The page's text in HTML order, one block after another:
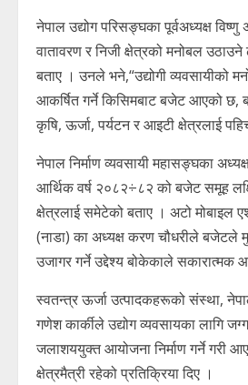
नेपाल उद्योग परिसङ्घका पूर्वअध्यक्ष
वातावरण र निजी क्षेत्रको मनोबल
बताए । उनले भने,“उद्योगी व्यवसायीको
आकर्षित गर्ने किसिमबाट बजेट आएको छ,
कृषि, ऊर्जा, पर्यटन र आइटी क्षेत्रलाई
नेपाल निर्माण व्यवसायी महासङ्घका
आर्थिक वर्ष २०८२÷८२ को बजेट समूह
क्षेत्रलाई समेटेको बताए । अटो मोबाइल
(नाडा) का अध्यक्ष करण चौधरीले बजेटले
उजागर गर्ने उद्देश्य बोकेकाले सकारात्मक
स्वतन्त्र ऊर्जा उत्पादकहरूको संस्था,
गणेश कार्कीले उद्योग व्यवसायका लागि
जलाशययुक्त आयोजना निर्माण गर्ने गरी
क्षेत्रमैत्री रहेको प्रतिक्रिया दिए ।